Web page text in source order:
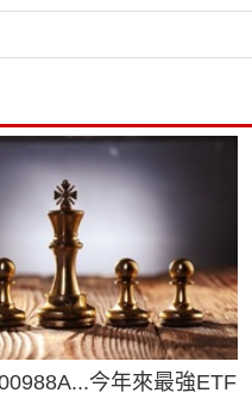
今年來最強ETF